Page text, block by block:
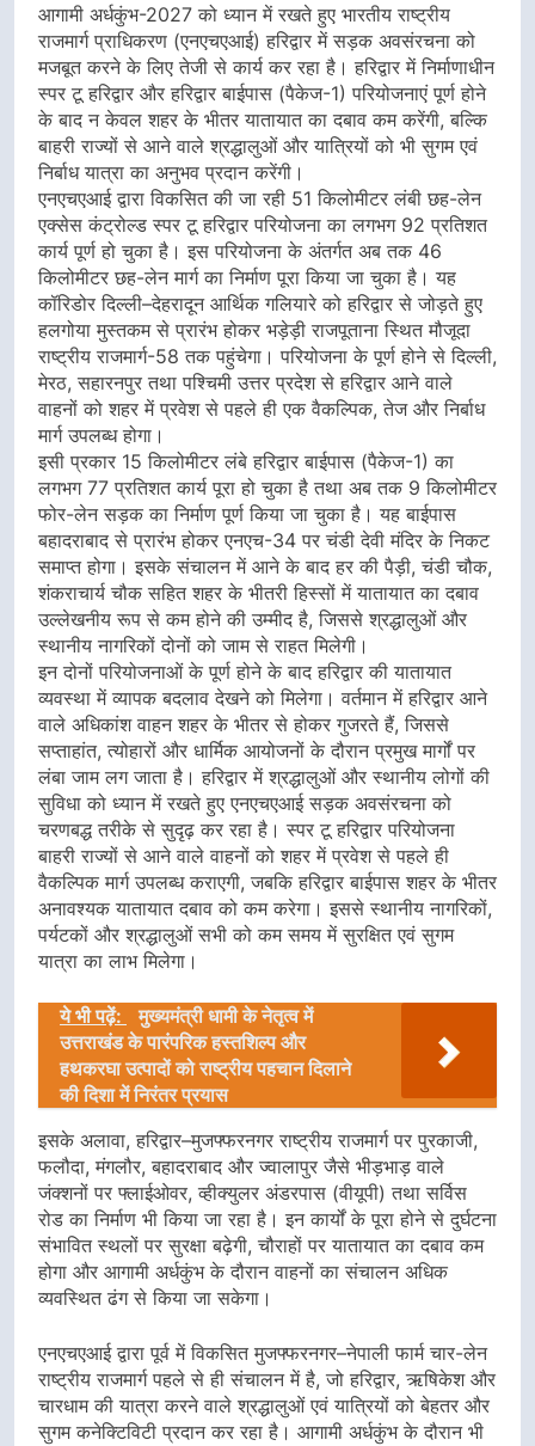
आगामी अर्धकुंभ-2027 को ध्यान में रखते हुए भारतीय राष्ट्रीय
राजमार्ग प्राधिकरण (एनएचएआई) हरिद्वार में सड़क अवसंरचना को
मजबूत करने के लिए तेजी से कार्य कर रहा है। हरिद्वार में निर्माणाधीन
स्पर टू हरिद्वार और हरिद्वार बाईपास (पैकेज-1) परियोजनाएं पूर्ण होने
के बाद न केवल शहर के भीतर यातायात का दबाव कम करेंगी, बल्कि
बाहरी राज्यों से आने वाले श्रद्धालुओं और यात्रियों को भी सुगम एवं
निर्बाध यात्रा का अनुभव प्रदान करेंगी।
एनएचएआई द्वारा विकसित की जा रही 51 किलोमीटर लंबी छह-लेन
एक्सेस कंट्रोल्ड स्पर टू हरिद्वार परियोजना का लगभग 92 प्रतिशत
कार्य पूर्ण हो चुका है। इस परियोजना के अंतर्गत अब तक 46
किलोमीटर छह-लेन मार्ग का निर्माण पूरा किया जा चुका है। यह
कॉरिडोर दिल्ली–देहरादून आर्थिक गलियारे को हरिद्वार से जोड़ते हुए
हलगोया मुस्तकम से प्रारंभ होकर भड़ेड़ी राजपूताना स्थित मौजूदा
राष्ट्रीय राजमार्ग-58 तक पहुंचेगा। परियोजना के पूर्ण होने से दिल्ली,
मेरठ, सहारनपुर तथा पश्चिमी उत्तर प्रदेश से हरिद्वार आने वाले
वाहनों को शहर में प्रवेश से पहले ही एक वैकल्पिक, तेज और निर्बाध
मार्ग उपलब्ध होगा।
इसी प्रकार 15 किलोमीटर लंबे हरिद्वार बाईपास (पैकेज-1) का
लगभग 77 प्रतिशत कार्य पूरा हो चुका है तथा अब तक 9 किलोमीटर
फोर-लेन सड़क का निर्माण पूर्ण किया जा चुका है। यह बाईपास
बहादराबाद से प्रारंभ होकर एनएच-34 पर चंडी देवी मंदिर के निकट
समाप्त होगा। इसके संचालन में आने के बाद हर की पैड़ी, चंडी चौक,
शंकराचार्य चौक सहित शहर के भीतरी हिस्सों में यातायात का दबाव
उल्लेखनीय रूप से कम होने की उम्मीद है, जिससे श्रद्धालुओं और
स्थानीय नागरिकों दोनों को जाम से राहत मिलेगी।
इन दोनों परियोजनाओं के पूर्ण होने के बाद हरिद्वार की यातायात
व्यवस्था में व्यापक बदलाव देखने को मिलेगा। वर्तमान में हरिद्वार आने
वाले अधिकांश वाहन शहर के भीतर से होकर गुजरते हैं, जिससे
सप्ताहांत, त्योहारों और धार्मिक आयोजनों के दौरान प्रमुख मार्गों पर
लंबा जाम लग जाता है। हरिद्वार में श्रद्धालुओं और स्थानीय लोगों की
सुविधा को ध्यान में रखते हुए एनएचएआई सड़क अवसंरचना को
चरणबद्ध तरीके से सुदृढ़ कर रहा है। स्पर टू हरिद्वार परियोजना
बाहरी राज्यों से आने वाले वाहनों को शहर में प्रवेश से पहले ही
वैकल्पिक मार्ग उपलब्ध कराएगी, जबकि हरिद्वार बाईपास शहर के भीतर
अनावश्यक यातायात दबाव को कम करेगा। इससे स्थानीय नागरिकों,
पर्यटकों और श्रद्धालुओं सभी को कम समय में सुरक्षित एवं सुगम
यात्रा का लाभ मिलेगा।
ये भी पढ़ें:
मुख्यमंत्री धामी के नेतृत्व में
उत्तराखंड के पारंपरिक हस्तशिल्प और
हथकरघा उत्पादों को राष्ट्रीय पहचान दिलाने
की दिशा में निरंतर प्रयास
इसके अलावा, हरिद्वार–मुजफ्फरनगर राष्ट्रीय राजमार्ग पर पुरकाजी,
फलौदा, मंगलौर, बहादराबाद और ज्वालापुर जैसे भीड़भाड़ वाले
जंक्शनों पर फ्लाईओवर, व्हीक्युलर अंडरपास (वीयूपी) तथा सर्विस
रोड का निर्माण भी किया जा रहा है। इन कार्यों के पूरा होने से दुर्घटना
संभावित स्थलों पर सुरक्षा बढ़ेगी, चौराहों पर यातायात का दबाव कम
होगा और आगामी अर्धकुंभ के दौरान वाहनों का संचालन अधिक
व्यवस्थित ढंग से किया जा सकेगा।
एनएचएआई द्वारा पूर्व में विकसित मुजफ्फरनगर–नेपाली फार्म चार-लेन
राष्ट्रीय राजमार्ग पहले से ही संचालन में है, जो हरिद्वार, ऋषिकेश और
चारधाम की यात्रा करने वाले श्रद्धालुओं एवं यात्रियों को बेहतर और
सुगम कनेक्टिविटी प्रदान कर रहा है। आगामी अर्धकुंभ के दौरान भी